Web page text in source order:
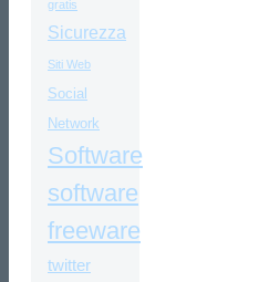
gratis
Sicurezza
Siti Web
Social
Network
Software
software
freeware
twitter